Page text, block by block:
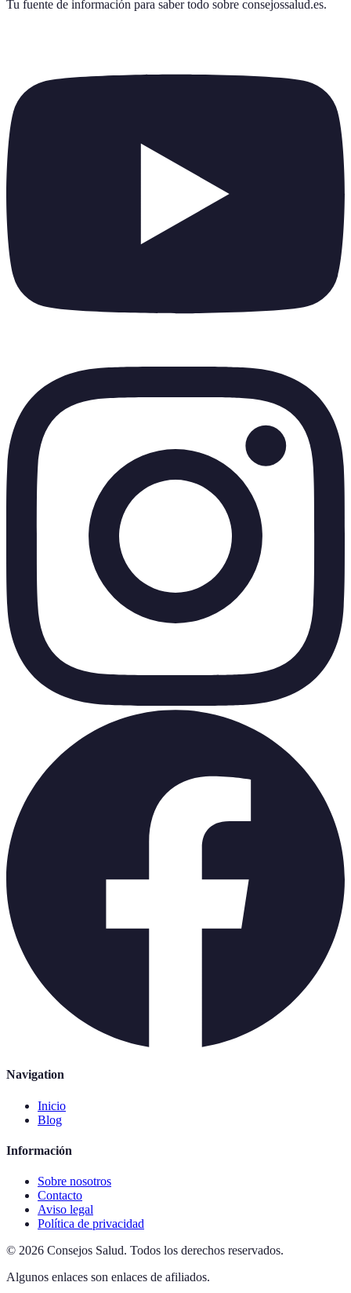
Tu fuente de información para saber todo sobre consejossalud.es.
Navigation
Inicio
Blog
Información
Sobre nosotros
Contacto
Aviso legal
Política de privacidad
© 2026 Consejos Salud. Todos los derechos reservados.
Algunos enlaces son enlaces de afiliados.